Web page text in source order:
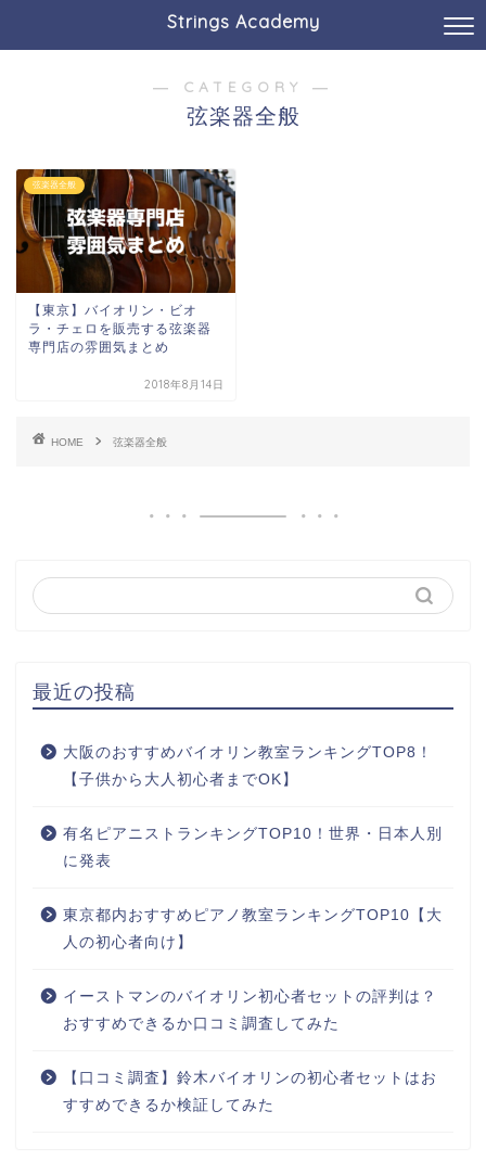
Strings Academy
― CATEGORY ―
弦楽器全般
弦楽器全般
【東京】バイオリン・ビオ
ラ・チェロを販売する弦楽器
専門店の雰囲気まとめ
2018年8月14日
HOME 弦楽器全般
最近の投稿
大阪のおすすめバイオリン教室ランキングTOP8！
【子供から大人初心者までOK】
有名ピアニストランキングTOP10！世界・日本人別
に発表
東京都内おすすめピアノ教室ランキングTOP10【大
人の初心者向け】
イーストマンのバイオリン初心者セットの評判は？
おすすめできるか口コミ調査してみた
【口コミ調査】鈴木バイオリンの初心者セットはお
すすめできるか検証してみた